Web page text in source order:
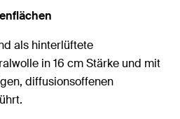
als hinterlüftete
in 16 cm Stärke und mit
diffusionsoffenen